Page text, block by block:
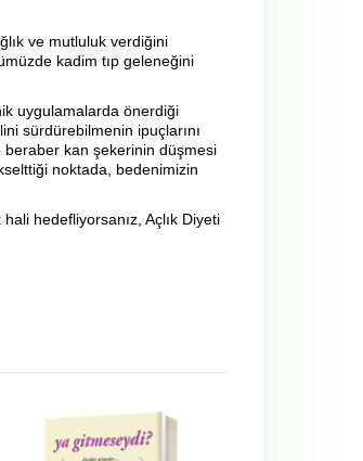
ve mutluluk verdiğini
kadim tıp geleneğini
uygulamalarda önerdiği
sürdürebilmenin ipuçlarını
beraber kan şekerinin düşmesi
noktada, bedenimizin
hedefliyorsanız, Açlık Diyeti